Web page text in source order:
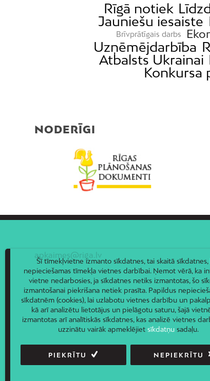
Rīgā notiek
Jauniešu iesaiste
Brīvprātīgais darbs
Uzņēmējdarbība
Atbalsts Ukrainai
Konkursa
NODERĪGI
apkaimes@riga.lv
Šī tīmekļvietne izmanto sīkdatnes, tai skaitā sīkdatnes,
nepieciešamas tīmekļa vietnes darbībai. Ņemot vērā, ka
vietne nedarbosies, ja sīkdatnes netiks izmantotas, šo
izmantošanai piekrišana netiek prasīta. Papildus
sīkdatnēm (cookies), lai uzlabotu vietnes darbību un
kā arī analizētu lietotājus un pielāgotu saturu, šajā
izmantotas arī analītiskās sīkdatnes, kas analizē vietnes
uzzinātu vairāk apmeklējietsīkdatņu sadaļu.
PIEKRĪTU NEPIEKRĪTU